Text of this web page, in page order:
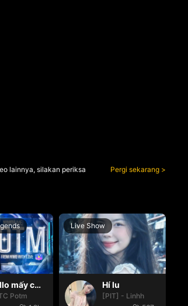
lainnya, silakan periksa
Pergi sekarang
Hello mấy cục Zàng nhaaa
Potm
Live Show
Hí lu
[PIT] - Linhh